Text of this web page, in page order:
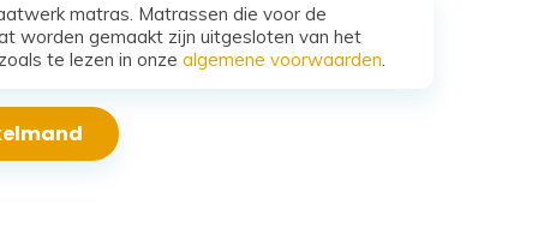
matras. Matrassen die voor de
worden gemaakt zijn uitgesloten van het
te lezen in onzealgemene voorwaarden